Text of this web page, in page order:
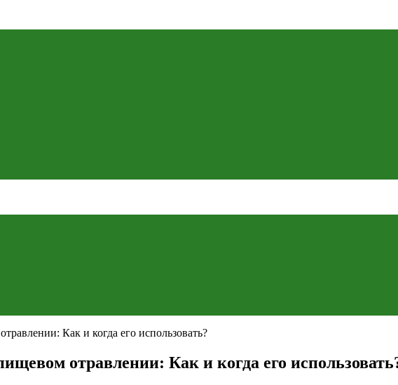
отравлении: Как и когда его